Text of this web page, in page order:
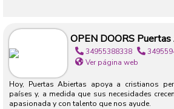
OPEN DOORS
34955388338
Ver página web
Hoy, Puertas Abiertas apoya a cristianos
países y, a medida que sus necesidades
apasionada y con talento que nos ayude.